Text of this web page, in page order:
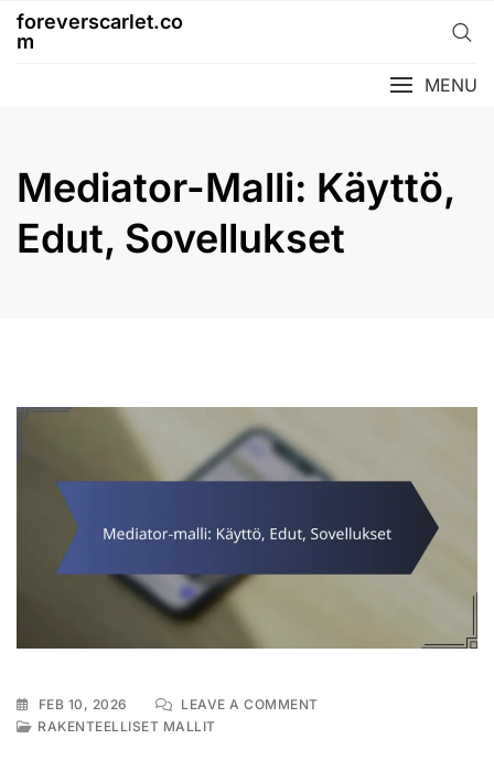
Skipforeverscarlet.co
m
MENU
Mediator-Malli: Käyttö,
Edut, Sovellukset
FEB 10, 2026 LEAVE A COMMENTON
RAKENTEELLISET MALLIT